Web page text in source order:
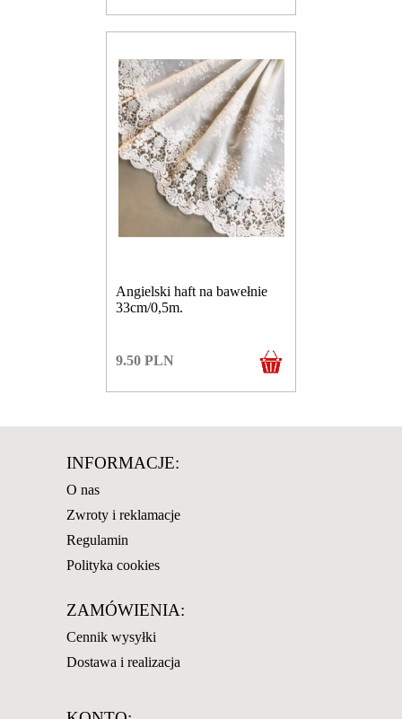
Angielski haft na bawełnie
33cm/0,5m.
9.50 PLN
INFORMACJE:
O nas
Zwroty i reklamacje
Regulamin
Polityka cookies
ZAMÓWIENIA:
Cennik wysyłki
Dostawa i realizacja